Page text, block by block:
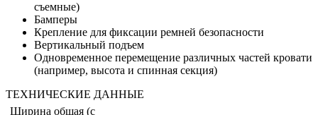
съемные)
Бамперы
Крепление для фиксации ремней безопасности
Вертикальный подъем
Одновременное перемещение различных частей кровати
(например, высота и спинная секция)
ТЕХНИЧЕСКИЕ ДАННЫЕ
Ширина общая (с